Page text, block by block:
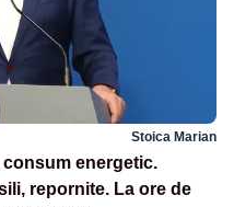
Stoica Marian
energetic.
repornite. La ore de